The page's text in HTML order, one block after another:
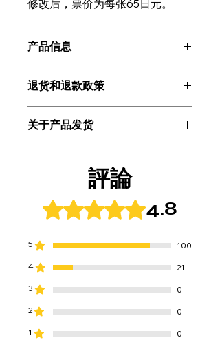
修改后，票价为每张65日元。
产品信息
重量：300克
退货和退款政策
题，请在收到产品后 7 天内联系我们。
请注意，如果产品到达后已超过 7 天或
有明显的使用痕迹，我们可能会拒绝接
受退货或退款，或者可能无法提供全额
退款。
关于产品发货
付款完成后，您的订单将在 2-3 个工作
評論
評等為 4.8（最高為 5 顆星）。
4.8
5
100
4
21
3
0
2
0
1
0